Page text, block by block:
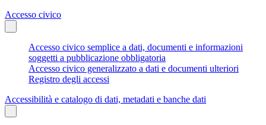
Accesso civico
Accesso civico semplice a dati, documenti e informazioni
soggetti a pubblicazione obbligatoria
Accesso civico generalizzato a dati e documenti ulteriori
Registro degli accessi
Accessibilità e catalogo di dati, metadati e banche dati